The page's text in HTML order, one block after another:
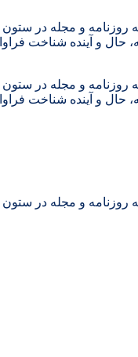
روزنامه و مجله در
و آینده شناخت
روزنامه و مجله در
و آینده شناخت
روزنامه و مجله در